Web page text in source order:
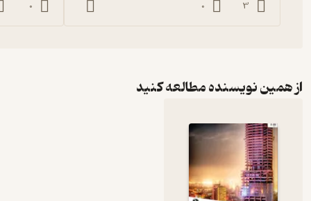
3
0
0
از همین نویسنده مطالعه کنید